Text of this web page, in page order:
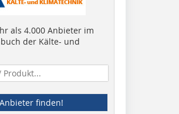
als 4.000 Anbieter im
der Kälte- und
Anbieter finden!